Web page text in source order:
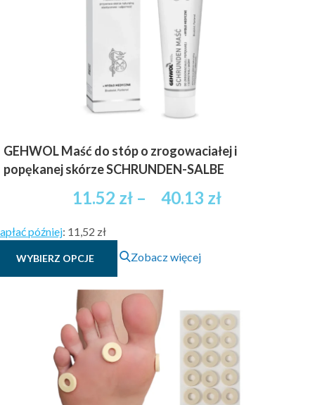
GEHWOL Maść do stóp o zrogowaciałej i
popękanej skórze SCHRUNDEN-SALBE
11.52 zł – 40.13 złZakres
do
40.13 zł
brutto
później: 11,52 zł
WYBIERZ OPCJE
Ten
produkt
wiele
wariantów.
Opcje
można
wybrać
Zobacz więcej